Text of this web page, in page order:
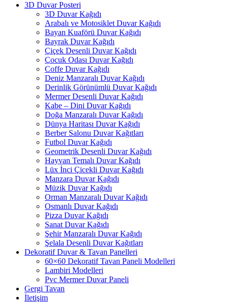
3D Duvar Posteri
3D Duvar Kağıdı
Arabalı ve Motosiklet Duvar Kağıdı
Bayan Kuaförü Duvar Kağıdı
Bayrak Duvar Kağıdı
Çiçek Desenli Duvar Kağıdı
Çocuk Odası Duvar Kağıdı
Coffe Duvar Kağıdı
Deniz Manzaralı Duvar Kağıdı
Derinlik Görünümlü Duvar Kağıdı
Mermer Desenli Duvar Kağıdı
Kabe – Dini Duvar Kağıdı
Doğa Manzaralı Duvar Kağıdı
Dünya Haritası Duvar Kağıdı
Berber Salonu Duvar Kağıtları
Futbol Duvar Kağıdı
Geometrik Desenli Duvar Kağıdı
Hayvan Temalı Duvar Kağıdı
Lüx İnci Çicekli Duvar Kağıdı
Manzara Duvar Kağıdı
Müzik Duvar Kağıdı
Orman Manzaralı Duvar Kağıdı
Osmanlı Duvar Kağıdı
Pizza Duvar Kağıdı
Sanat Duvar Kağıdı
Şehir Manzaralı Duvar Kağıdı
Şelala Desenli Duvar Kağıtları
Dekoratif Duvar & Tavan Panelleri
60×60 Dekoratif Tavan Paneli Modelleri
Lambiri Modelleri
Pvc Mermer Duvar Paneli
Gergi Tavan
İletişim